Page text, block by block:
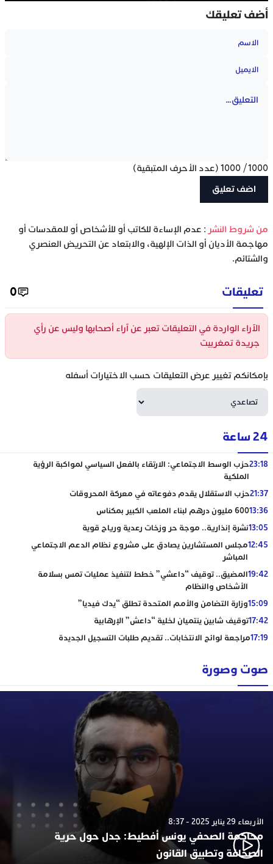
أضف تعليقك
1000
/
1000 (عدد الأحرف المتبقية)
‫من شروط النشر : عدم الإساءة للكاتب أو للأشخاص أو للمقدسات أو
مهاجمة الأديان أو الذات الإلهية، والابتعاد عن التحريض العنصري
والشتائم.
تعليقات 0
الآراء الواردة في التعليقات تعبر عن آراء أصحابها وليس عن رأي
جريدة تمغربيت
بإمكانكم تغيير عرض التعليقات حسب الاختيارات أسفله
24 ساعة
23:18حزب الوسط الاجتماعي: الارتقاء بالفعل السياسي لمواكبة الرؤية
الملكية
21:37حزب الاستقلال يقدم دفوعاته في معركة المحروقات
13:36600 مليون درهم لبناء الملعب الكبير بمكناس
13:05نشرة إنذارية.. موجة حر وزخات رعدية ورياح قوية
12:45مجلس المستشارين يصادق على مشروع نظام الدعم الاجتماعي
المباشر
19:42المضيق.. توقيف “داعشي” خطط لتنفيذ عمليات تمس بسلامة
الأشخاص والنظام
15:09وزارة التضامن والأمم المتحدة تطلق “يدك فيديا”
17:42توقيف شابين ينتميان لخلية “داعش” الإرهابية
17:19مراجعة لوائح الانتخابات.. تقديم طلبات التسجيل الجديدة
صوت وصورة
الأربعاء 29 يناير 2025 - 8:37
محاكمة الصحفي يونس أفطيط: جدل حول حرية
الصحافة وتطبيق القانون